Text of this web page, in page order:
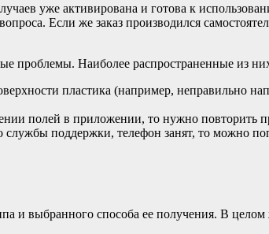
уже активирована и готова к
Если же заказ производился
проблемы. Наиболее распространенные из
пластика (например, неправильно
полей в приложении, то нужно повторить
поддержки, телефон занят, то можно
и выбранного способа ее получения. В